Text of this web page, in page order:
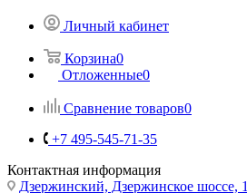
Личный кабинет
Корзина0
Отложенные0
Сравнение товаров0
+7 495-545-71-35
Контактная информация
Дзержинский, Дзержинское шоссе, 1